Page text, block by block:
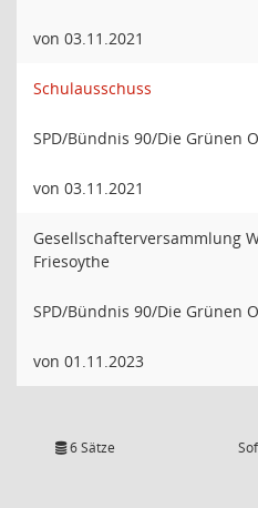
von 03.11.2021
Schulausschuss
SPD/Bündnis 90/Die Grünen
von 03.11.2021
Gesellschafterversammlung
Friesoythe
SPD/Bündnis 90/Die Grünen
von 01.11.2023
6 Sätze